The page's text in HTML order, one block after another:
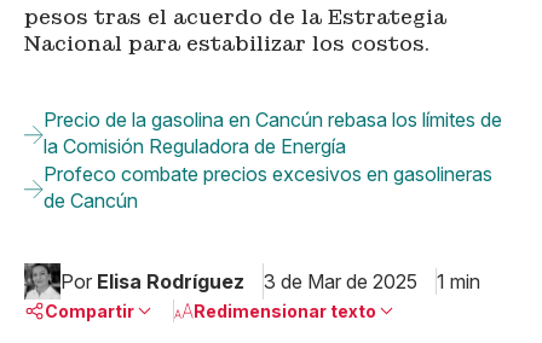
pesos tras el acuerdo de la Estrategia
Nacional para estabilizar los costos.
Precio de la gasolina en Cancún rebasa los límites de
la Comisión Reguladora de Energía
Profeco combate precios excesivos en gasolineras
de Cancún
Por Elisa Rodríguez 3 de Mar de 2025 1 min
Compartir Redimensionar texto